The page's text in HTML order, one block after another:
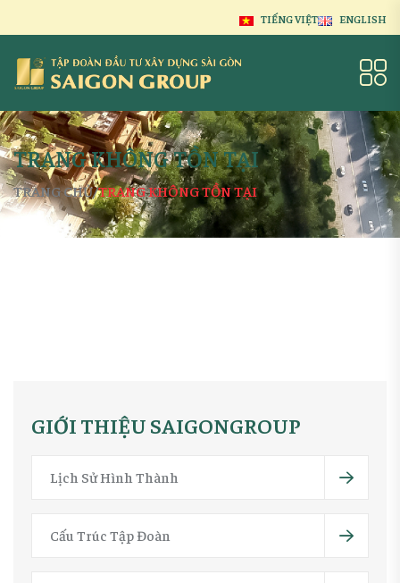
TIẾNG VIỆT ENGLISH
TRANG KHÔNG TỒN TẠI
TRANG CHỦ/TRANG KHÔNG TỒN TẠI
GIỚI THIỆU SAIGONGROUP
Lịch Sử Hình Thành
Cấu Trúc Tập Đoàn